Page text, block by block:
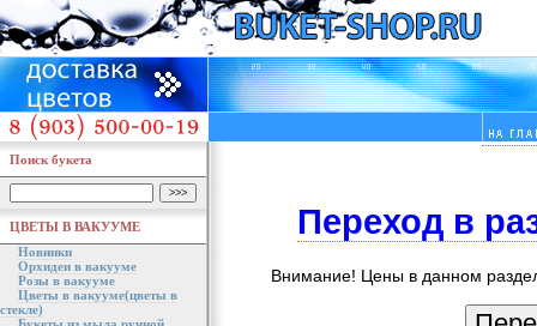
Поиск букета
ЦВЕТЫ В ВАКУУМЕ
Новинки
Орхидеи в вакууме
Розы в вакууме
Цветы в вакууме(цветы в
стекле)
Переход в
Внимание! Цены в данном